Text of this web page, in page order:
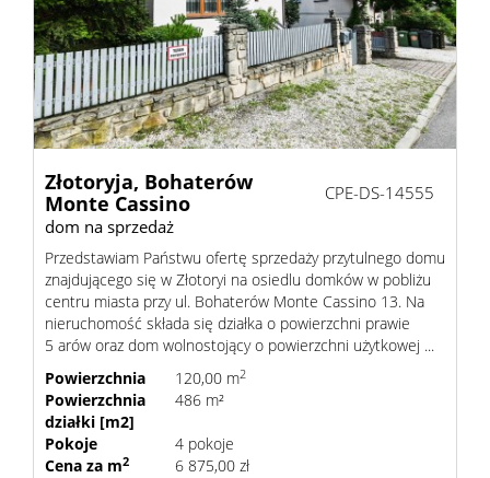
z
Jak
Złotoryja, Bohaterów
Monte Cassino
dom na sprzedaż
CPE-DS-14555
Przedstawiam Państwu ofertę sprzedaży przytulnego domu
znajdującego się w Złotoryi na osiedlu domków w pobliżu
centru miasta przy ul. Bohaterów Monte Cassino 13. Na
nieruchomość składa się działka o powierzchni prawie
5 arów oraz dom wolnostojący o powierzchni użytkowej ...
Powierzchnia
120,00 m2
Powierzchnia
działki [m2]
486 m²
Pokoje
4 pokoje
Cena za m2 6 875,00 zł